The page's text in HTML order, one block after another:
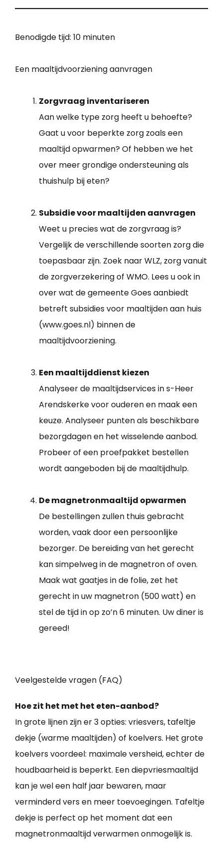
Benodigde tijd: 10 minuten
Een maaltijdvoorziening aanvragen
Zorgvraag inventariseren
Aan welke type zorg heeft u behoefte?
Gaat u voor beperkte zorg zoals een
maaltijd opwarmen? Of hebben we het
over meer grondige ondersteuning als
thuishulp bij eten?
Subsidie voor maaltijden aanvragen
Weet u precies wat de zorgvraag is?
Vergelijk de verschillende soorten zorg die
toepasbaar zijn. Zoek naar WLZ, zorg vanuit
de zorgverzekering of WMO. Lees u ook in
over wat de gemeente Goes aanbiedt
betreft subsidies voor maaltijden aan huis
(www.goes.nl) binnen de
maaltijdvoorziening.
Een maaltijddienst kiezen
Analyseer de maaltijdservices in s-Heer
Arendskerke voor ouderen en maak een
keuze. Analyseer punten als beschikbare
bezorgdagen en het wisselende aanbod.
Probeer of een proefpakket bestellen
wordt aangeboden bij de maaltijdhulp.
De magnetronmaaltijd opwarmen
De bestellingen zullen thuis gebracht
worden, vaak door een persoonlijke
bezorger. De bereiding van het gerecht
kan simpelweg in de magnetron of oven.
Maak wat gaatjes in de folie, zet het
gerecht in uw magnetron (500 watt) en
stel de tijd in op zo’n 6 minuten. Uw diner is
gereed!
Veelgestelde vragen (FAQ)
Hoe zit het met het eten-aanbod?
In grote lijnen zijn er 3 opties: vriesvers, tafeltje
dekje (warme maaltijden) of koelvers. Het grote
koelvers voordeel: maximale versheid, echter de
houdbaarheid is beperkt. Een diepvriesmaaltijd
kan je wel een half jaar bewaren, maar
verminderd vers en meer toevoegingen. Tafeltje
dekje is perfect op het moment dat een
magnetronmaaltijd verwarmen onmogelijk is.